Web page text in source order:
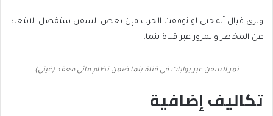
ويرى فيال أنه حتى لو توقفت الحرب فإن بعض السفن ستفضل الابتعاد
عن المخاطر والمرور عبر قناة بنما.
تمر السفن عبر بوابات في قناة بنما ضمن نظام مائي معقد (غيتي)
تكاليف إضافية